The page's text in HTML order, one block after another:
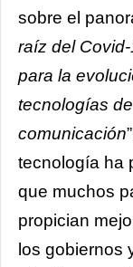
sobre el
raíz del
para la
tecnologías
comunicación
tecnología ha
que muchos
propician
los gobiernos